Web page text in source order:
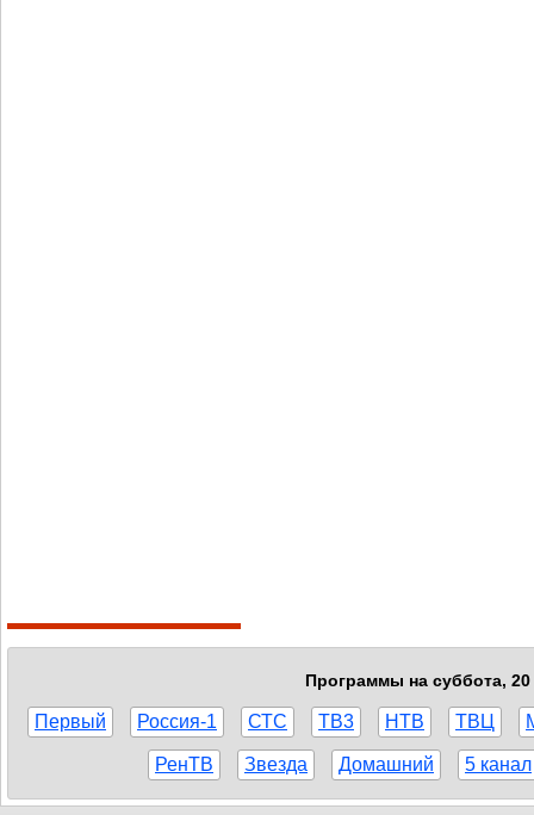
Программы на суббота, 20
Первый Россия-1 СТС ТВ3 НТВ ТВЦ
РенТВ Звезда Домашний 5 канал